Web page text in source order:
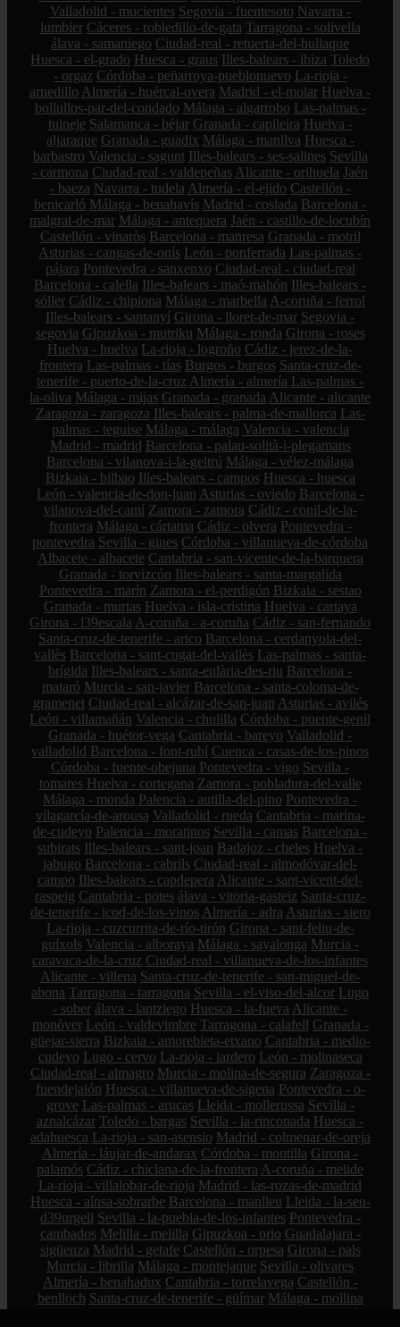
Valladolid - mucientes Segovia - fuentesoto Navarra -
lumbier Cáceres - robledillo-de-gata Tarragona - solivella
álava - samaniego Ciudad-real - retuerta-del-bullaque
Huesca - el-grado Huesca - graus Illes-balears - ibiza Toledo
- orgaz Córdoba - peñarroya-pueblonuevo La-rioja -
arnedillo Almería - huércal-overa Madrid - el-molar Huelva -
bollullos-par-del-condado Málaga - algarrobo Las-palmas -
tuineje Salamanca - béjar Granada - capileira Huelva -
aljaraque Granada - guadix Málaga - manilva Huesca -
barbastro Valencia - sagunt Illes-balears - ses-salines Sevilla
- carmona Ciudad-real - valdepeñas Alicante - orihuela Jaén
- baeza Navarra - tudela Almería - el-ejido Castellón -
benicarló Málaga - benahavís Madrid - coslada Barcelona -
malgrat-de-mar Málaga - antequera Jaén - castillo-de-locubín
Castellón - vinaròs Barcelona - manresa Granada - motril
Asturias - cangas-de-onís León - ponferrada Las-palmas -
pájara Pontevedra - sanxenxo Ciudad-real - ciudad-real
Barcelona - calella Illes-balears - maó-mahón Illes-balears -
sóller Cádiz - chipiona Málaga - marbella A-coruña - ferrol
Illes-balears - santanyí Girona - lloret-de-mar Segovia -
segovia Gipuzkoa - mutriku Málaga - ronda Girona - roses
Huelva - huelva La-rioja - logroño Cádiz - jerez-de-la-
frontera Las-palmas - tías Burgos - burgos Santa-cruz-de-
tenerife - puerto-de-la-cruz Almería - almería Las-palmas -
la-oliva Málaga - mijas Granada - granada Alicante - alicante
Zaragoza - zaragoza Illes-balears - palma-de-mallorca Las-
palmas - teguise Málaga - málaga Valencia - valencia
Madrid - madrid Barcelona - palau-solità-i-plegamans
Barcelona - vilanova-i-la-geltrú Málaga - vélez-málaga
Bizkaia - bilbao Illes-balears - campos Huesca - huesca
León - valencia-de-don-juan Asturias - oviedo Barcelona -
vilanova-del-camí Zamora - zamora Cádiz - conil-de-la-
frontera Málaga - cártama Cádiz - olvera Pontevedra -
pontevedra Sevilla - gines Córdoba - villanueva-de-córdoba
Albacete - albacete Cantabria - san-vicente-de-la-barquera
Granada - torvizcón Illes-balears - santa-margalida
Pontevedra - marín Zamora - el-perdigón Bizkaia - sestao
Granada - murtas Huelva - isla-cristina Huelva - cartaya
Girona - l39escala A-coruña - a-coruña Cádiz - san-fernando
Santa-cruz-de-tenerife - arico Barcelona - cerdanyola-del-
vallès Barcelona - sant-cugat-del-vallès Las-palmas - santa-
brígida Illes-balears - santa-eulària-des-riu Barcelona -
mataró Murcia - san-javier Barcelona - santa-coloma-de-
gramenet Ciudad-real - alcázar-de-san-juan Asturias - avilés
León - villamañán Valencia - chulilla Córdoba - puente-genil
Granada - huétor-vega Cantabria - bareyo Valladolid -
valladolid Barcelona - font-rubí Cuenca - casas-de-los-pinos
Córdoba - fuente-obejuna Pontevedra - vigo Sevilla -
tomares Huelva - cortegana Zamora - pobladura-del-valle
Málaga - monda Palencia - autilla-del-pino Pontevedra -
vilagarcía-de-arousa Valladolid - rueda Cantabria - marina-
de-cudeyo Palencia - moratinos Sevilla - camas Barcelona -
subirats Illes-balears - sant-joan Badajoz - cheles Huelva -
jabugo Barcelona - cabrils Ciudad-real - almodóvar-del-
campo Illes-balears - capdepera Alicante - sant-vicent-del-
raspeig Cantabria - potes álava - vitoria-gasteiz Santa-cruz-
de-tenerife - icod-de-los-vinos Almería - adra Asturias - siero
La-rioja - cuzcurrita-de-río-tirón Girona - sant-feliu-de-
guíxols Valencia - alboraya Málaga - sayalonga Murcia -
caravaca-de-la-cruz Ciudad-real - villanueva-de-los-infantes
Alicante - villena Santa-cruz-de-tenerife - san-miguel-de-
abona Tarragona - tarragona Sevilla - el-viso-del-alcor Lugo
- sober álava - lantziego Huesca - la-fueva Alicante -
monòver León - valdevimbre Tarragona - calafell Granada -
güejar-sierra Bizkaia - amorebieta-etxano Cantabria - medio-
cudeyo Lugo - cervo La-rioja - lardero León - molinaseca
Ciudad-real - almagro Murcia - molina-de-segura Zaragoza -
fuendejalón Huesca - villanueva-de-sigena Pontevedra - o-
grove Las-palmas - arucas Lleida - mollerussa Sevilla -
aznalcázar Toledo - bargas Sevilla - la-rinconada Huesca -
adahuesca La-rioja - san-asensio Madrid - colmenar-de-oreja
Almería - láujar-de-andarax Córdoba - montilla Girona -
palamós Cádiz - chiclana-de-la-frontera A-coruña - melide
La-rioja - villalobar-de-rioja Madrid - las-rozas-de-madrid
Huesca - aínsa-sobrarbe Barcelona - manlleu Lleida - la-seu-
d39urgell Sevilla - la-puebla-de-los-infantes Pontevedra -
cambados Melilla - melilla Gipuzkoa - orio Guadalajara -
sigüenza Madrid - getafe Castellón - orpesa Girona - pals
Murcia - librilla Málaga - montejaque Sevilla - olivares
Almería - benahadux Cantabria - torrelavega Castellón -
benlloch Santa-cruz-de-tenerife - güímar Málaga - mollina
Murcia - la-unión